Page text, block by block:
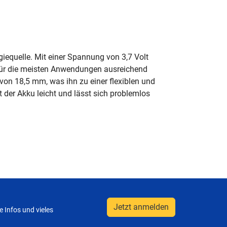
Mit einer Spannung von 3,7 Volt
die meisten Anwendungen ausreichend
18,5 mm, was ihn zu einer flexiblen und
Akku leicht und lässt sich problemlos
Infos und vieles
Jetzt anmelden